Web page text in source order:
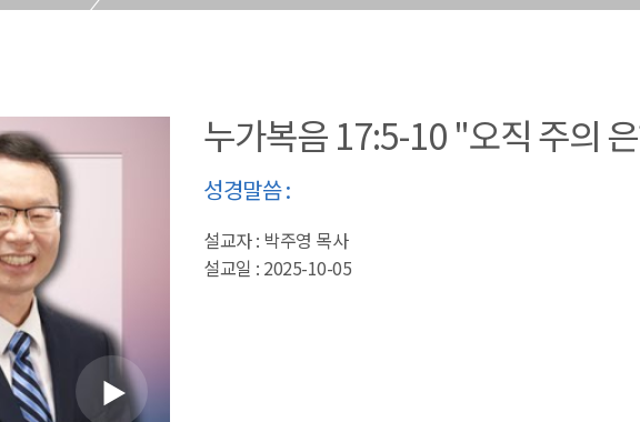
누가복음 17:5-10 "오직 주의
성경말씀 :
설교자 : 박주영 목사
설교일 : 2025-10-05